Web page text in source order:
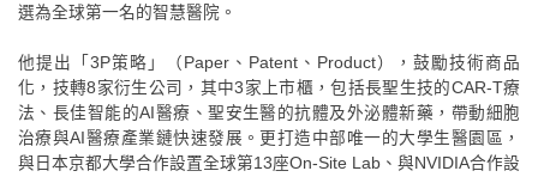
選為全球第一名的智慧醫院。
他提出「3P策略」（Paper、Patent、Product），鼓勵技術商品
化，技轉8家衍生公司，其中3家上市櫃，包括長聖生技的CAR-T療
法、長佳智能的AI醫療、聖安生醫的抗體及外泌體新藥，帶動細胞
治療與AI醫療產業鏈快速發展。更打造中部唯一的大學生醫園區，
與日本京都大學合作設置全球第13座On-Site Lab、與NVIDIA合作設